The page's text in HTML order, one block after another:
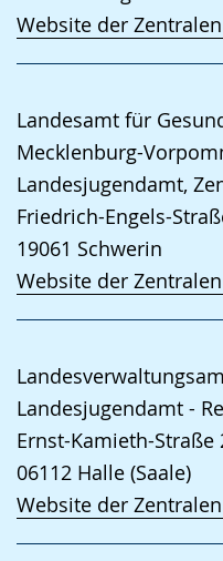
Website der
Landesamt für
Mecklenburg-
Landesjugendamt,
Friedrich-Engels-
19061 Schwerin
Website der
Landesjugendamt -
Ernst-Kamieth-Straße
06112 Halle (Saale)
Website der